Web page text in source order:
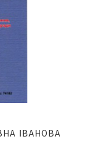
ІВАНОВА